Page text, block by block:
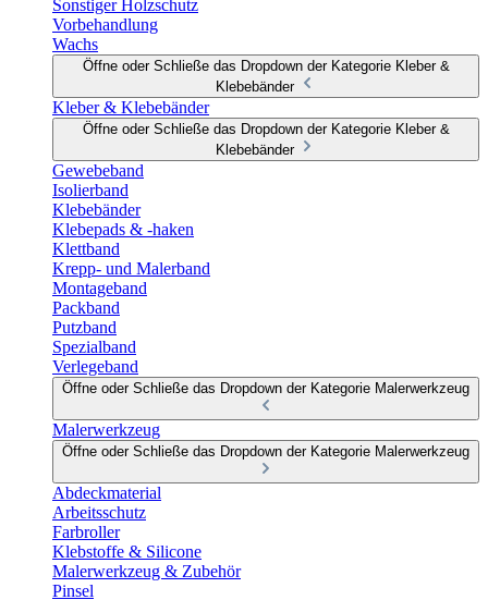
Sonstiger Holzschutz
Vorbehandlung
Wachs
Öffne oder Schließe das Dropdown der Kategorie Kleber &
Klebebänder
Kleber & Klebebänder
Öffne oder Schließe das Dropdown der Kategorie Kleber &
Klebebänder
Gewebeband
Isolierband
Klebebänder
Klebepads & -haken
Klettband
Krepp- und Malerband
Montageband
Packband
Putzband
Spezialband
Verlegeband
Öffne oder Schließe das Dropdown der Kategorie Malerwerkzeug
Malerwerkzeug
Öffne oder Schließe das Dropdown der Kategorie Malerwerkzeug
Abdeckmaterial
Arbeitsschutz
Farbroller
Klebstoffe & Silicone
Malerwerkzeug & Zubehör
Pinsel